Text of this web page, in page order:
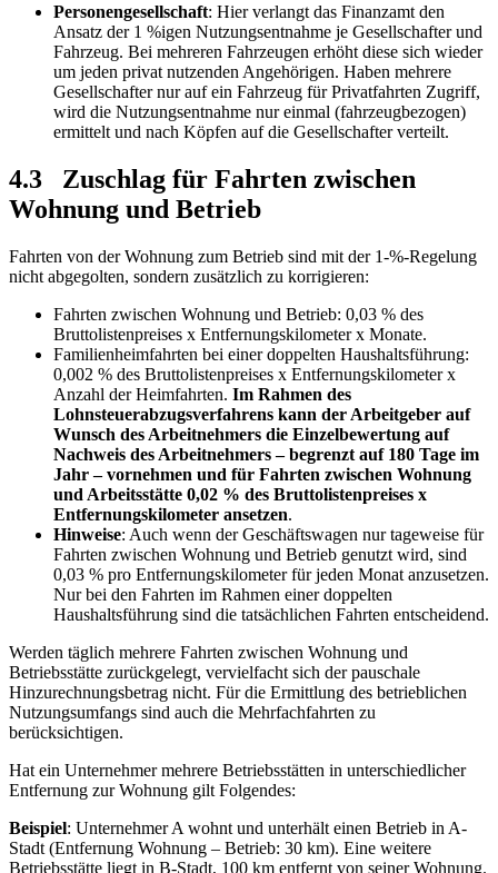
Personengesellschaft: Hier verlangt das Finanzamt den
Ansatz der 1 %igen Nutzungsentnahme je Gesellschafter und
Fahrzeug. Bei mehreren Fahrzeugen erhöht diese sich wieder
um jeden privat nutzenden Angehörigen. Haben mehrere
Gesellschafter nur auf ein Fahrzeug für Privatfahrten Zugriff,
wird die Nutzungsentnahme nur einmal (fahrzeugbezogen)
ermittelt und nach Köpfen auf die Gesellschafter verteilt.
4.3 Zuschlag für Fahrten zwischen
Wohnung und Betrieb
Fahrten von der Wohnung zum Betrieb sind mit der 1-%-Regelung
nicht abgegolten, sondern zusätzlich zu korrigieren:
Fahrten zwischen Wohnung und Betrieb: 0,03 % des
Bruttolistenpreises x Entfernungskilometer x Monate.
Familienheimfahrten bei einer doppelten Haushaltsführung:
0,002 % des Bruttolistenpreises x Entfernungskilometer x
Anzahl der Heimfahrten. Im Rahmen des
Lohnsteuerabzugsverfahrens kann der Arbeitgeber auf
Wunsch des Arbeitnehmers die Einzelbewertung auf
Nachweis des Arbeitnehmers – begrenzt auf 180 Tage im
Jahr – vornehmen und für Fahrten zwischen Wohnung
und Arbeitsstätte 0,02 % des Bruttolistenpreises x
Entfernungskilometer ansetzen.
Hinweise: Auch wenn der Geschäftswagen nur tageweise für
Fahrten zwischen Wohnung und Betrieb genutzt wird, sind
0,03 % pro Entfernungskilometer für jeden Monat anzusetzen.
Nur bei den Fahrten im Rahmen einer doppelten
Haushaltsführung sind die tatsächlichen Fahrten entscheidend.
Werden täglich mehrere Fahrten zwischen Wohnung und
Betriebsstätte zurückgelegt, vervielfacht sich der pauschale
Hinzurechnungsbetrag nicht. Für die Ermittlung des betrieblichen
Nutzungsumfangs sind auch die Mehrfachfahrten zu
berücksichtigen.
Hat ein Unternehmer mehrere Betriebsstätten in unterschiedlicher
Entfernung zur Wohnung gilt Folgendes:
Beispiel: Unternehmer A wohnt und unterhält einen Betrieb in A-
Stadt (Entfernung Wohnung – Betrieb: 30 km). Eine weitere
Betriebsstätte liegt in B-Stadt, 100 km entfernt von seiner Wohnung.